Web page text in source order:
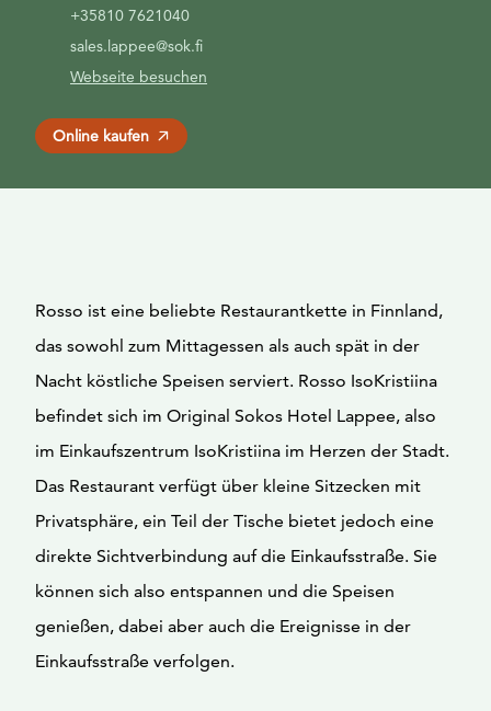
+35810 7621040
sales.lappee@sok.fi
Webseite besuchen
Online kaufen
Rosso ist eine beliebte Restaurantkette in Finnland,
das sowohl zum Mittagessen als auch spät in der
Nacht köstliche Speisen serviert. Rosso IsoKristiina
befindet sich im Original Sokos Hotel Lappee, also
im Einkaufszentrum IsoKristiina im Herzen der Stadt.
Das Restaurant verfügt über kleine Sitzecken mit
Privatsphäre, ein Teil der Tische bietet jedoch eine
direkte Sichtverbindung auf die Einkaufsstraße. Sie
können sich also entspannen und die Speisen
genießen, dabei aber auch die Ereignisse in der
Einkaufsstraße verfolgen.